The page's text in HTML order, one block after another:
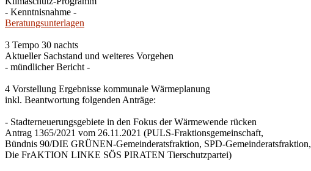
- Kenntnisnahme -
Beratungsunterlagen
3 Tempo 30 nachts
Aktueller Sachstand und weiteres Vorgehen
- mündlicher Bericht -
4 Vorstellung Ergebnisse kommunale Wärmeplanung
inkl. Beantwortung folgenden Anträge:
- Stadterneuerungsgebiete in den Fokus der Wärmewende rücken
Antrag 1365/2021 vom 26.11.2021 (PULS-Fraktionsgemeinschaft,
Bündnis 90/DIE GRÜNEN-Gemeinderatsfraktion, SPD-Gemeinderatsfraktion,
Die FrAKTION LINKE SÖS PIRATEN Tierschutzpartei)